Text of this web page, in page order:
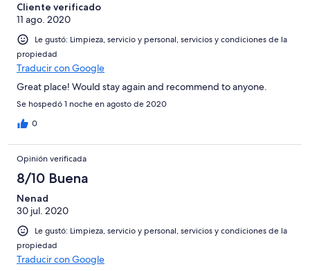
Cliente verificado
11 ago. 2020
Le gustó: Limpieza, servicio y personal, servicios y condiciones de la
propiedad
Traducir con Google
Great place! Would stay again and recommend to anyone.
Se hospedó 1 noche en agosto de 2020
0
Opinión verificada
8/10 Buena
Nenad
30 jul. 2020
Le gustó: Limpieza, servicio y personal, servicios y condiciones de la
propiedad
Traducir con Google